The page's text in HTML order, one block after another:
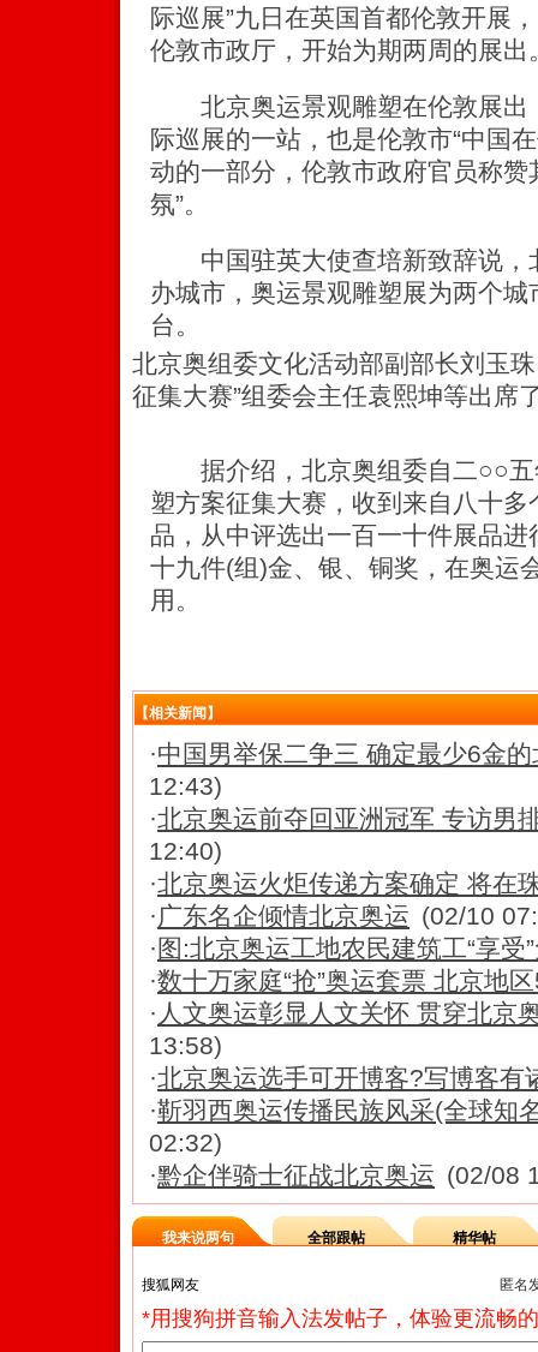
际巡展”九日在英国首都伦敦开展
伦敦市政厅，开始为期两周的展出
北京奥运景观雕塑在伦敦展出
际巡展的一站，也是伦敦市“中国
动的一部分，伦敦市政府官员称赞
氛”。
中国驻英大使查培新致辞说，
办城市，奥运景观雕塑展为两个
台。
北京奥组委文化活动部副部长刘玉
征集大赛”组委会主任袁熙坤等出席
据介绍，北京奥组委自二○○五
塑方案征集大赛，收到来自八十
品，从中评选出一百一十件展品
十九件(组)金、银、铜奖，在奥运
用。
【相关新闻】
·中国男举保二争三 确定最少6金
12:43)
·北京奥运前夺回亚洲冠军 专访男
12:40)
·北京奥运火炬传递方案确定 将在
·广东名企倾情北京奥运 (02/10
· 图:北京奥运工地农民建筑工“享受
·数十万家庭“抢”奥运套票 北京地
· 人文奥运彰显人文关怀 贯穿北京
13:58)
·北京奥运选手可开博客?写博客有
·靳羽西奥运传播民族风采(全球知
02:32)
·黔企伴骑士征战北京奥运 (02/08
我来说两句 全部跟帖 精华帖
匿名
*用搜狗拼音输入法发帖子，体验更流畅